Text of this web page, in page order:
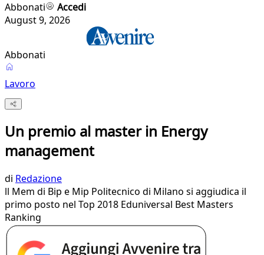
Abbonati
Accedi
August 9, 2026
Abbonati
Lavoro
Un premio al master in Energy
management
di Redazione
ll Mem di Bip e Mip Politecnico di Milano si aggiudica il
primo posto nel Top 2018 Eduniversal Best Masters
Ranking